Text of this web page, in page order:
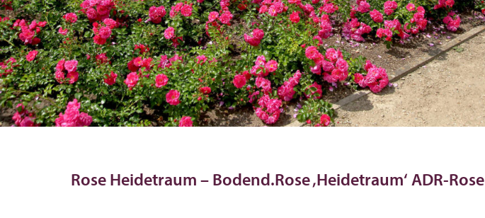
Rose Heidetraum – Bodend.Rose ‚Heidetraum‘ ADR-Rose